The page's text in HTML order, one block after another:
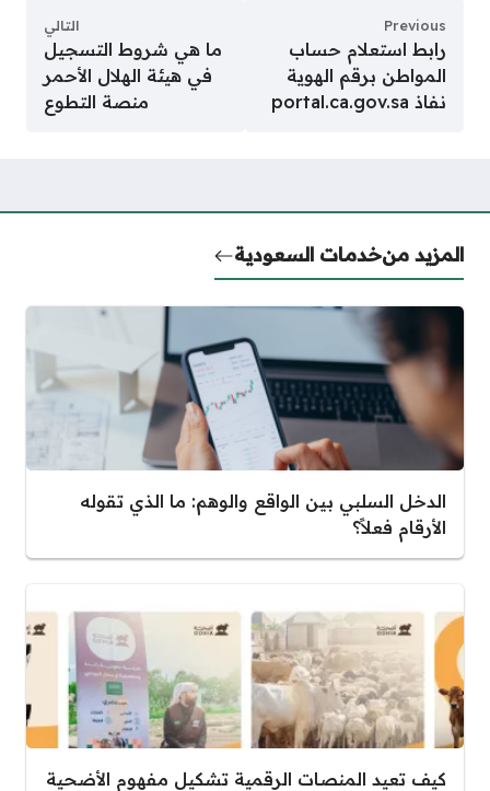
Previous
رابط استعلام حساب
المواطن برقم الهوية
نفاذ portal.ca.gov.sa
التالي
ما هي شروط التسجيل
في هيئة الهلال الأحمر
منصة التطوع
المزيد منخدمات السعودية
الدخل السلبي بين الواقع والوهم: ما الذي تقوله
الأرقام فعلاً؟
كيف تعيد المنصات الرقمية تشكيل مفهوم الأضحية